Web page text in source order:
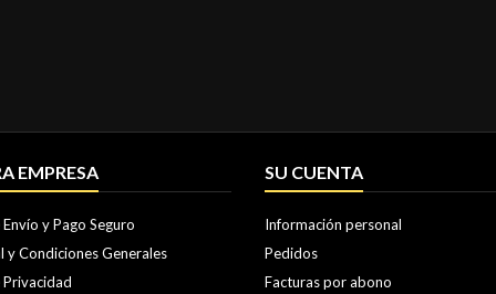
EMPRESA
y Pago Seguro
y Condiciones Generales
SU CUENTA
Información personal
Pedidos
Facturas por abono